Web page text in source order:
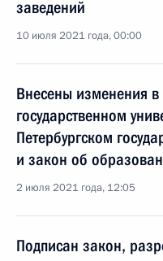
заведений
10 июля 2021 года, 00:00
Внесены изменения
государственном
Петербургском
и закон об
2 июля 2021 года, 12:05
Подписан закон,